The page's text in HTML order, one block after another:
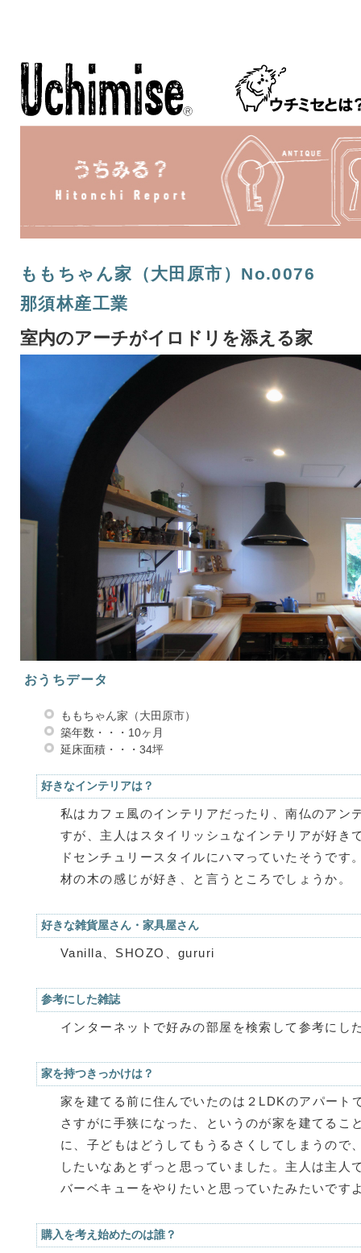
ももちゃん家（大田原市）No.0076
那須林産工業
室内のアーチがイロドリを添える家
おうちデータ
ももちゃん家（大田原市）
築年数・・・10ヶ月
延床面積・・・34坪
好きなインテリアは？
私はカフェ風のインテリアだったり、南仏のアン
すが、主人はスタイリッシュなインテリアが好き
ドセンチュリースタイルにハマっていたそうです
材の木の感じが好き、と言うところでしょうか。
好きな雑貨屋さん・家具屋さん
Vanilla、SHOZO、gururi
参考にした雑誌
インターネットで好みの部屋を検索して参考にし
家を持つきっかけは？
家を建てる前に住んでいたのは２LDKのアパート
さすがに手狭になった、というのが家を建てるこ
に、子どもはどうしてもうるさくしてしまうので
したいなあとずっと思っていました。主人は主人
バーベキューをやりたいと思っていたみたいです
購入を考え始めたのは誰？